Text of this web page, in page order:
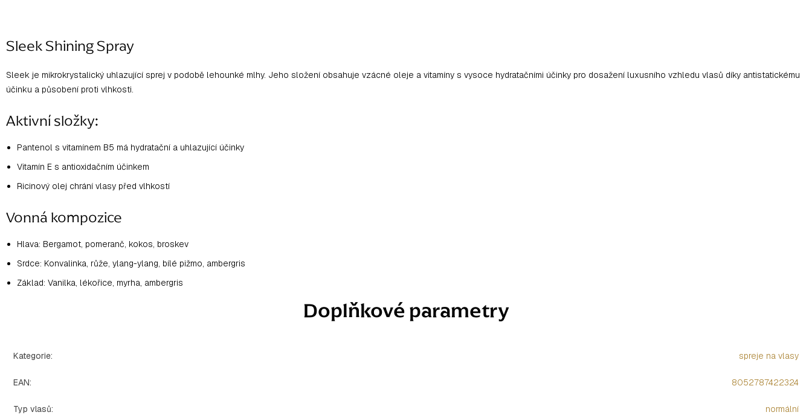
Sleek Shining Spray
Sleek je mikrokrystalický uhlazující sprej v podobě lehounké mlhy. Jeho složení obsahuje vzácné oleje a vitamíny s vysoce hydratačními účinky pro dosažení luxusního vzhledu vlasů díky antistatickému
účinku a působení proti vlhkosti.
Aktivní složky:
Pantenol s vitamínem B5 má hydratační a uhlazující účinky
Vitamín E s antioxidačním účinkem
Ricinový olej chrání vlasy před vlhkostí
Vonná kompozice
Hlava: Bergamot, pomeranč, kokos, broskev
Srdce: Konvalinka, růže, ylang-ylang, bílé pižmo, ambergris
Základ: Vanilka, lékořice, myrha, ambergris
Doplňkové parametry
Kategorie: spreje na vlasy
EAN: 8052787422324
Typ vlasů: normální